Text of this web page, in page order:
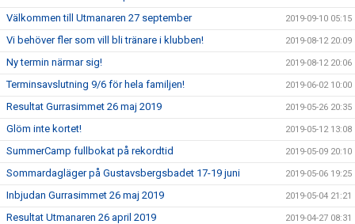
Välkommen till Utmanaren 27 september 2019-09-10 05:15
Vi behöver fler som vill bli tränare i klubben! 2019-08-12 20:09
Ny termin närmar sig! 2019-08-12 20:06
Terminsavslutning 9/6 för hela familjen! 2019-06-02 10:00
Resultat Gurrasimmet 26 maj 2019 2019-05-26 20:35
Glöm inte kortet! 2019-05-12 13:08
SummerCamp fullbokat på rekordtid 2019-05-09 20:10
Sommardagläger på Gustavsbergsbadet 17-19 juni 2019-05-06 19:25
Inbjudan Gurrasimmet 26 maj 2019 2019-05-04 21:21
Resultat Utmanaren 26 april 2019 2019-04-27 08:31